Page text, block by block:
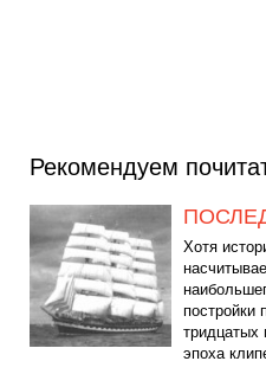
Рекомендуем
Хотя
постройки
тридцатых
эпоха